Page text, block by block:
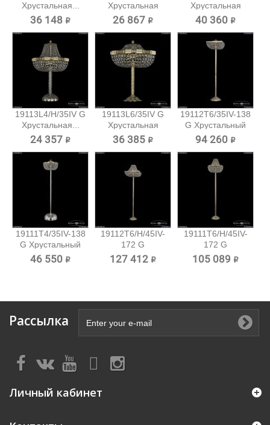
Хрустальная...
36 148 ₽
Хрустальная
настольная...
26 867 ₽
Хрустальная
настольная...
40 360 ₽
19113L4/H/35IV G
Хрустальная...
24 357 ₽
19113L6/35IV G
Хрустальная
настольная...
36 385 ₽
19112T6/35IV-138
G Хрустальный
торшер...
94 260 ₽
19111T4/35IV-138
G Хрустальный
торшер...
46 550 ₽
19112T6/H/45IV-
172 G
Хрустальный...
127 412 ₽
19111T6/H/45IV-
172 G
Хрустальный...
105 089 ₽
Рассылка
Личный кабинет